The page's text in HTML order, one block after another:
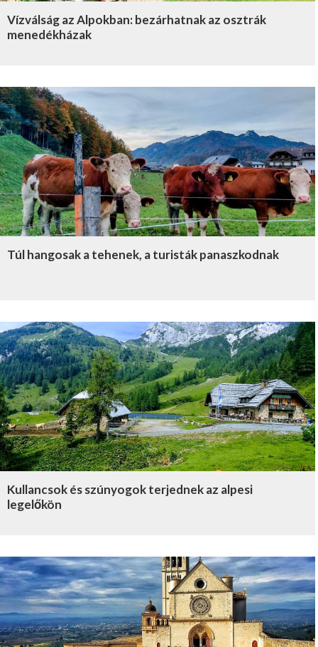
Vízválság az Alpokban: bezárhatnak az osztrák
menedékházak
Túl hangosak a tehenek, a turisták panaszkodnak
Kullancsok és szúnyogok terjednek az alpesi
legelőkön